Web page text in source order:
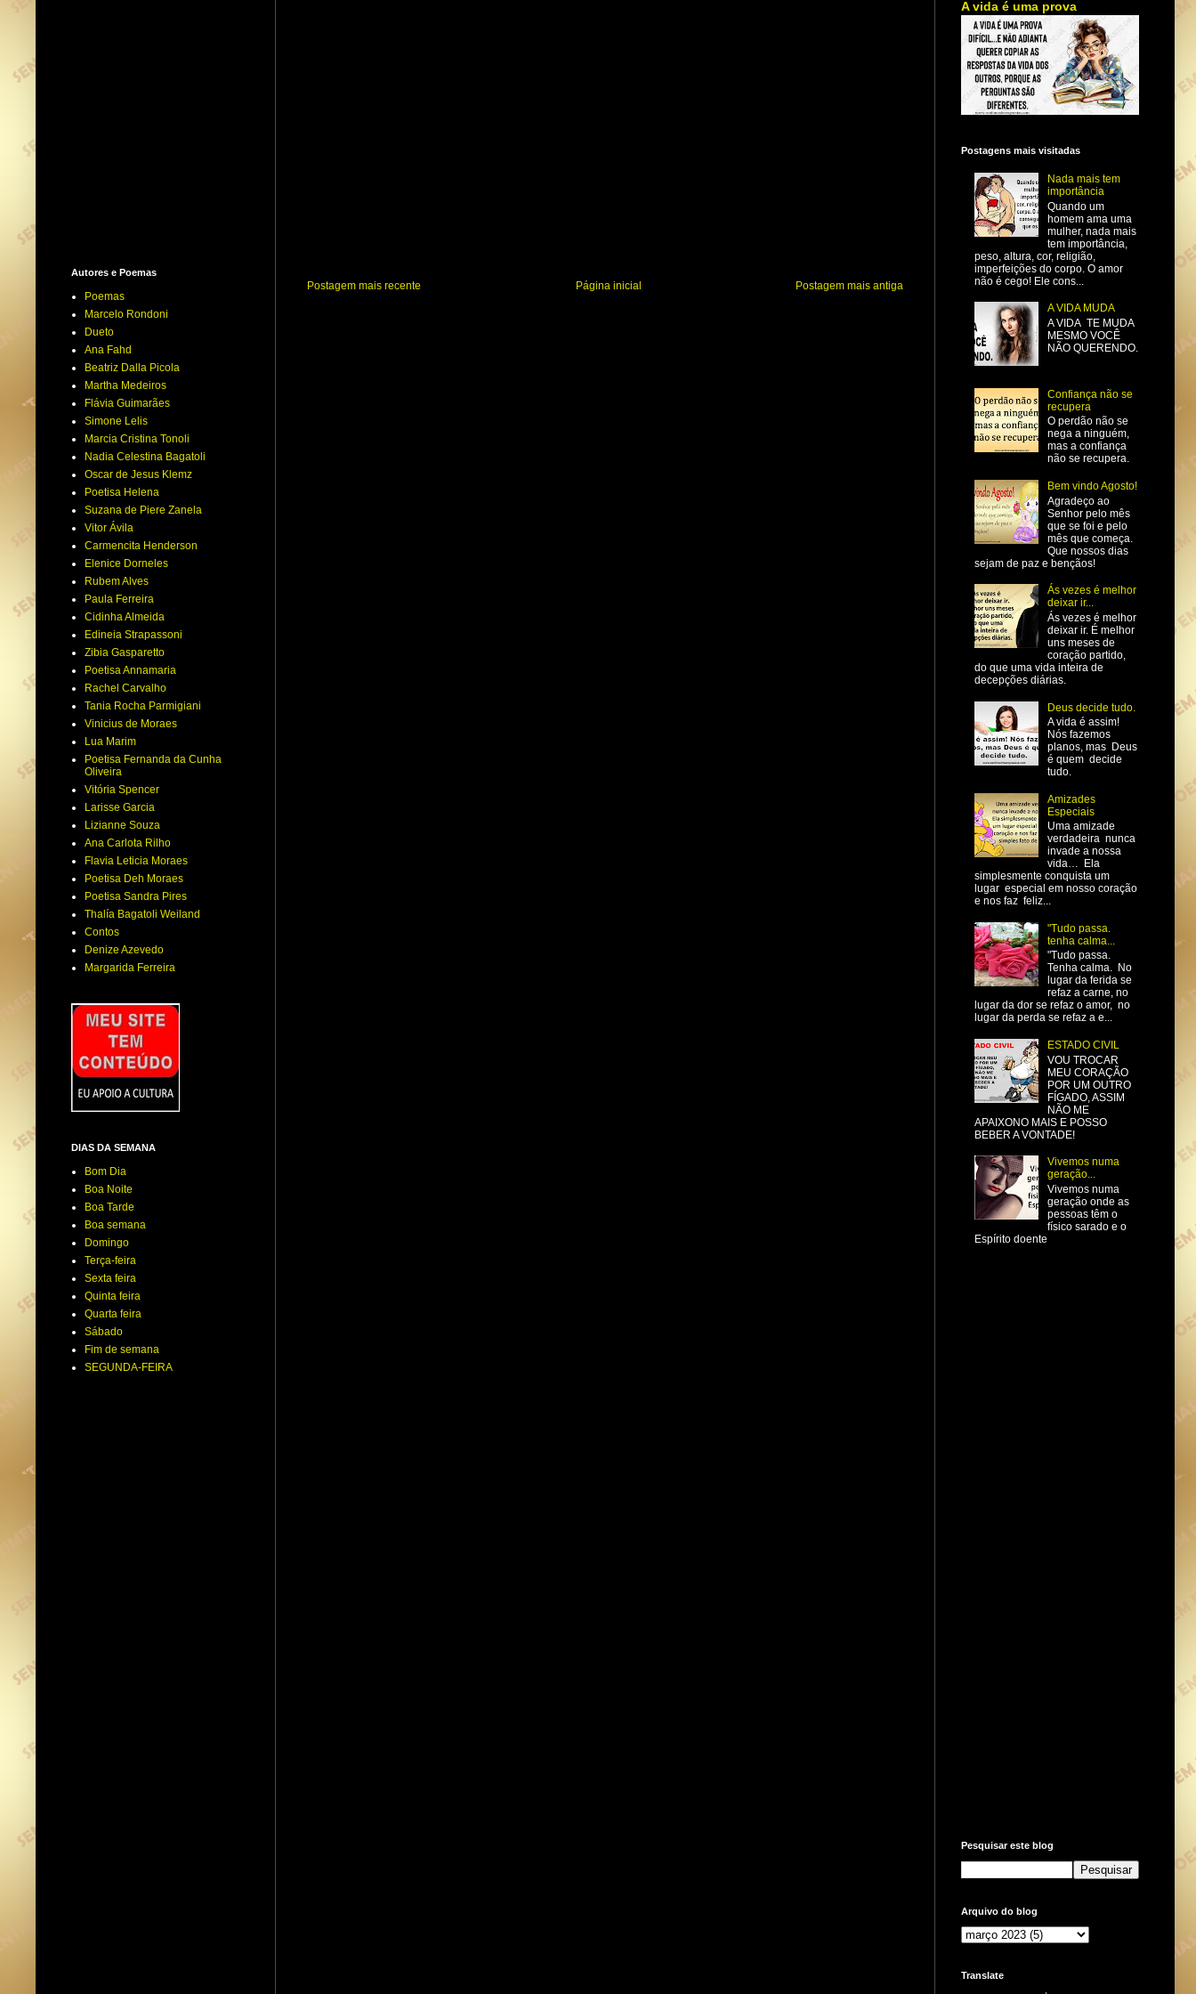
Postagem mais recente Postagem mais antiga
Página inicial
Autores e Poemas
Poemas
Marcelo Rondoni
Dueto
Ana Fahd
Beatriz Dalla Picola
Martha Medeiros
Flávia Guimarães
Simone Lelis
Marcia Cristina Tonoli
Nadia Celestina Bagatoli
Oscar de Jesus Klemz
Poetisa Helena
Suzana de Piere Zanela
Vitor Ávila
Carmencita Henderson
Elenice Dorneles
Rubem Alves
Paula Ferreira
Cidinha Almeida
Edineia Strapassoni
Zibia Gasparetto
Poetisa Annamaria
Rachel Carvalho
Tania Rocha Parmigiani
Vinicius de Moraes
Lua Marim
Poetisa Fernanda da Cunha
Oliveira
Vitória Spencer
Larisse Garcia
Lizianne Souza
Ana Carlota Rilho
Flavia Leticia Moraes
Poetisa Deh Moraes
Poetisa Sandra Pires
Thalía Bagatoli Weiland
Contos
Denize Azevedo
Margarida Ferreira
DIAS DA SEMANA
Bom Dia
Boa Noite
Boa Tarde
Boa semana
Domingo
Terça-feira
Sexta feira
Quinta feira
Quarta feira
Sábado
Fim de semana
SEGUNDA-FEIRA
A vida é uma prova
Postagens mais visitadas
Nada mais tem
importância
Quando um
homem ama uma
mulher, nada mais
tem importância,
peso, altura, cor, religião,
imperfeições do corpo. O amor
não é cego! Ele cons...
A VIDA MUDA
A VIDA TE MUDA
MESMO VOCÊ
NÃO QUERENDO.
Confiança não se
recupera
O perdão não se
nega a ninguém,
mas a confiança
não se recupera.
Bem vindo Agosto!
Agradeço ao
Senhor pelo mês
que se foi e pelo
mês que começa.
Que nossos dias
sejam de paz e bençãos!
Ás vezes é melhor
deixar ir...
Ás vezes é melhor
deixar ir. É melhor
uns meses de
coração partido,
do que uma vida inteira de
decepções diárias.
Deus decide tudo.
A vida é assim!
Nós fazemos
planos, mas Deus
é quem decide
tudo.
Amizades
Especiais
Uma amizade
verdadeira nunca
invade a nossa
vida… Ela
simplesmente conquista um
lugar especial em nosso coração
e nos faz feliz...
"Tudo passa.
tenha calma...
"Tudo passa.
Tenha calma. No
lugar da ferida se
refaz a carne, no
lugar da dor se refaz o amor, no
lugar da perda se refaz a e...
ESTADO CIVIL
VOU TROCAR
MEU CORAÇÃO
POR UM OUTRO
FÍGADO, ASSIM
NÃO ME
APAIXONO MAIS E POSSO
BEBER A VONTADE!
Vivemos numa
geração...
Vivemos numa
geração onde as
pessoas têm o
físico sarado e o
Espírito doente
Pesquisar este blog
Arquivo do blog
Translate